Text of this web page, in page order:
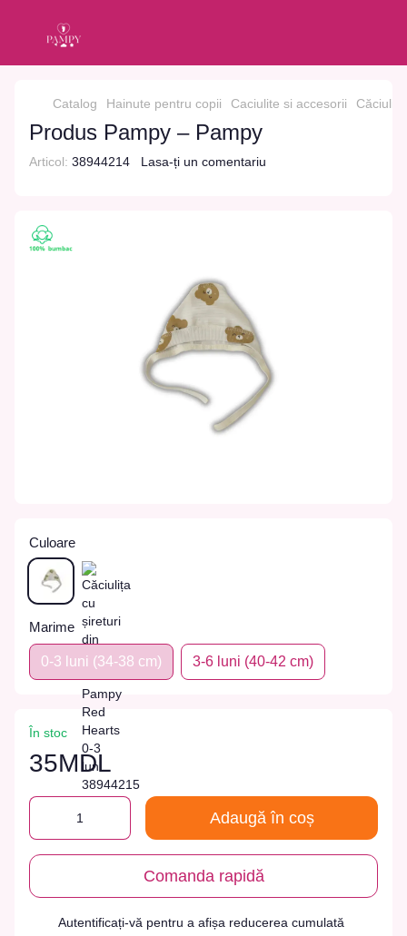
Catalog Hainute pentru copii Caciulite si accesorii
Produs Pampy – Pampy
Articol: 38944214 Lasa-ți un comentariu
Culoare
Marime
0-3 luni (34-38 cm) 3-6 luni (40-42 cm)
În stoc
35MDL
Adaugă în coș
Comanda rapidă
Autentificați-vă pentru a afișa reducerea cumulată